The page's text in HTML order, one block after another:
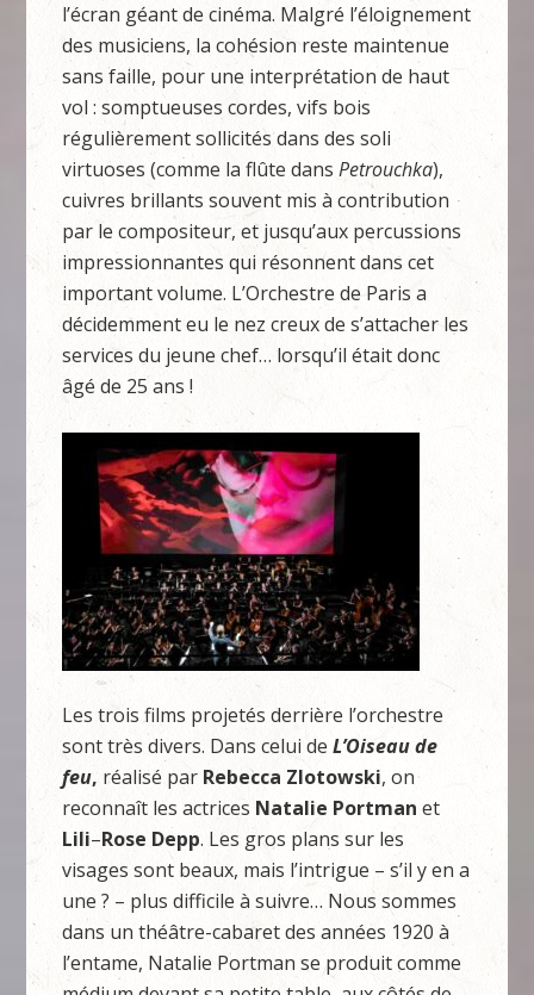
l’écran géant de cinéma. Malgré l’éloignement
des musiciens, la cohésion reste maintenue
sans faille, pour une interprétation de haut
vol : somptueuses cordes, vifs bois
régulièrement sollicités dans des soli
virtuoses (comme la flûte dansPetrouchka),
cuivres brillants souvent mis à contribution
par le compositeur, et jusqu’aux percussions
impressionnantes qui résonnent dans cet
important volume. L’Orchestre de Paris a
décidemment eu le nez creux de s’attacher les
services du jeune chef… lorsqu’il était donc
âgé de 25 ans !
Les trois films projetés derrière l’orchestre
sont très divers. Dans celui deL’Oiseau de
feu, réalisé par Rebecca Zlotowski, on
reconnaît les actrices Natalie Portman et
Lili–Rose Depp. Les gros plans sur les
visages sont beaux, mais l’intrigue – s’il y en a
une ? – plus difficile à suivre… Nous sommes
dans un théâtre-cabaret des années 1920 à
l’entame, Natalie Portman se produit comme